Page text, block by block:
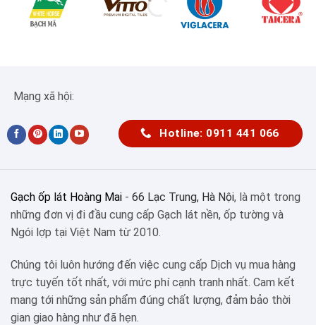
Mạng xã hội:
Hotline: 0911 441 066
Gạch ốp lát Hoàng Mai - 66 Lạc Trung, Hà Nội, là một trong
những đơn vị đi đầu cung cấp Gạch lát nền, ốp tường và
Ngói lợp tại Việt Nam từ 2010.
Chúng tôi luôn hướng đến việc cung cấp Dịch vụ mua hàng
trực tuyến tốt nhất, với mức phí cạnh tranh nhất. Cam kết
mang tới những sản phẩm đúng chất lượng, đảm bảo thời
gian giao hàng như đã hẹn.